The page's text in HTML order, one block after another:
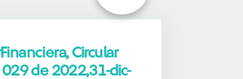
Circular
029 de 2022,31-dic-